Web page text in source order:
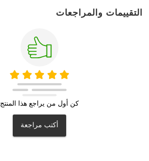
التقييمات والمراجعات
كن أول من يراجع هذا المنتج
أكتب مراجعة